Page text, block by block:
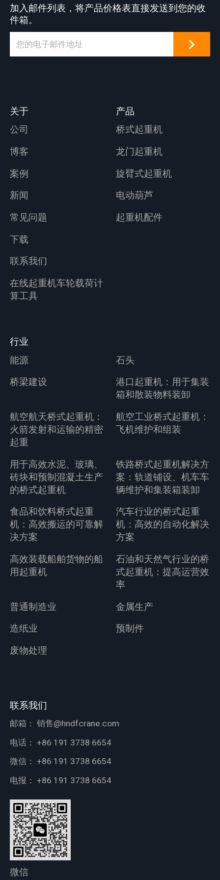
加入邮件列表，将产品价格表直接发送到您的收
件箱。
关于
公司
博客
案例
新闻
常见问题
下载
联系我们
在线起重机车轮载荷计
算工具
产品
桥式起重机
龙门起重机
旋臂式起重机
电动葫芦
起重机配件
行业
能源
石头
桥梁建设
港口起重机：用于集装
箱和散装物料装卸
航空航天桥式起重机：
火箭发射和运输的精密
起重
航空工业桥式起重机：
飞机维护和组装
用于高效水泥、玻璃、
砖块和预制混凝土生产
的桥式起重机
铁路桥式起重机解决方
案：轨道铺设、机车车
辆维护和集装箱装卸
食品和饮料桥式起重
机：高效搬运的可靠解
决方案
汽车行业的桥式起重
机：高效的自动化解决
方案
高效装载船舶货物的船
用起重机
石油和天然气行业的桥
式起重机：提高运营效
率
普通制造业
金属生产
造纸业
预制件
废物处理
联系我们
邮箱： 销售@hndfcrane.com
电话： +86 191 3738 6654
微信： +86 191 3738 6654
电报： +86 191 3738 6654
微信